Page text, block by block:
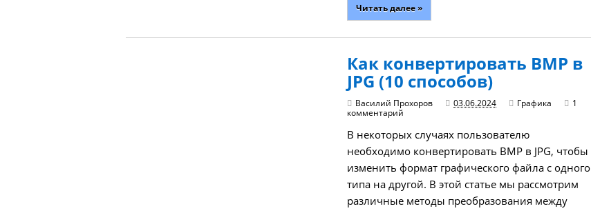
Читать далее »
Как конвертировать BMP в
JPG (10 способов)
Василий Прохоров 03.06.2024 Графика
1
комментарий
В некоторых случаях пользователю
необходимо конвертировать BMP в JPG, чтобы
изменить формат графического файла с одного
типа на другой. В этой статье мы рассмотрим
различные методы преобразования между